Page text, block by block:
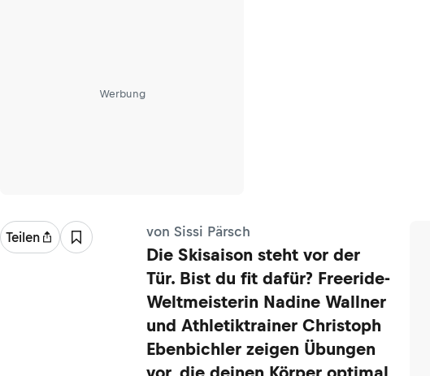
Werbung
Teilen von Sissi Pärsch
Die Skisaison steht vor der
Tür. Bist du fit dafür? Freeride-
Weltmeisterin Nadine Wallner
und Athletiktrainer Christoph
Ebenbichler zeigen Übungen